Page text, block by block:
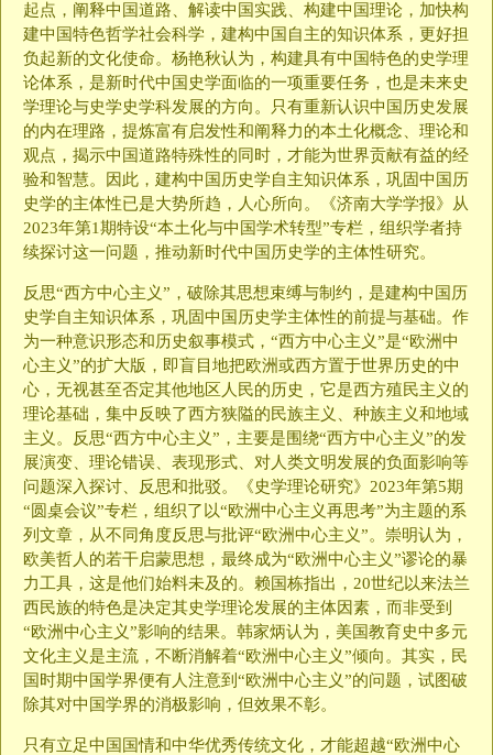
起点，阐释中国道路、解读中国实践、构建中国理论，加快构
建中国特色哲学社会科学，建构中国自主的知识体系，更好担
负起新的文化使命。杨艳秋认为，构建具有中国特色的史学理
论体系，是新时代中国史学面临的一项重要任务，也是未来史
学理论与史学史学科发展的方向。只有重新认识中国历史发展
的内在理路，提炼富有启发性和阐释力的本土化概念、理论和
观点，揭示中国道路特殊性的同时，才能为世界贡献有益的经
验和智慧。因此，建构中国历史学自主知识体系，巩固中国历
史学的主体性已是大势所趋，人心所向。《济南大学学报》从
2023年第1期特设“本土化与中国学术转型”专栏，组织学者持
续探讨这一问题，推动新时代中国历史学的主体性研究。
反思“西方中心主义”，破除其思想束缚与制约，是建构中国历
史学自主知识体系，巩固中国历史学主体性的前提与基础。作
为一种意识形态和历史叙事模式，“西方中心主义”是“欧洲中
心主义”的扩大版，即盲目地把欧洲或西方置于世界历史的中
心，无视甚至否定其他地区人民的历史，它是西方殖民主义的
理论基础，集中反映了西方狭隘的民族主义、种族主义和地域
主义。反思“西方中心主义”，主要是围绕“西方中心主义”的发
展演变、理论错误、表现形式、对人类文明发展的负面影响等
问题深入探讨、反思和批驳。《史学理论研究》2023年第5期
“圆桌会议”专栏，组织了以“欧洲中心主义再思考”为主题的系
列文章，从不同角度反思与批评“欧洲中心主义”。崇明认为，
欧美哲人的若干启蒙思想，最终成为“欧洲中心主义”谬论的暴
力工具，这是他们始料未及的。赖国栋指出，20世纪以来法兰
西民族的特色是决定其史学理论发展的主体因素，而非受到
“欧洲中心主义”影响的结果。韩家炳认为，美国教育史中多元
文化主义是主流，不断消解着“欧洲中心主义”倾向。其实，民
国时期中国学界便有人注意到“欧洲中心主义”的问题，试图破
除其对中国学界的消极影响，但效果不彰。
只有立足中国国情和中华优秀传统文化，才能超越“欧洲中心